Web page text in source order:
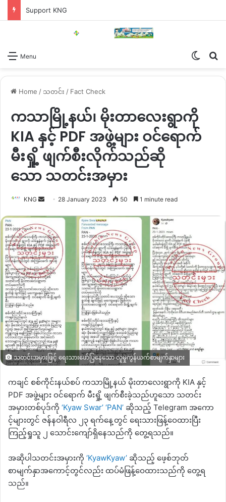
Support KNG
Menu
Home / သတင်း / Fact Check
ကသာမြို့နယ်၊ မိုးတာလေးရွာကို
KIA နှင့် PDF အဖွဲ့များ ဝင်ရောက်
မီးရှို့ ဖျက်စီးလိုက်သည်ဆို
သော သတင်းအမှား
KNG
Send 28 January 2023 50 1 minute read
သတင်းအမှားဖြင့် ရေးသားဖော်ပြနေသော လူမှုကွန်ယက်စာမျက်နှာများ
ကချင် စစ်ကိုင်းနယ်စပ် ကသာမြို့နယ် မိုးတာလေးရွာကို KIA နှင့်
PDF အဖွဲ့များ ဝင်ရောက် မီးရှို့ ဖျက်စီးခဲ့သည်ဟူသော သတင်း
အမှားတစ်ပုဒ်ကို ‘Kyaw Swar’ ‘PAN’ ဆိုသည့် Telegram အကော
င့်များတွင် ဇန်နဝါရီလ ၂၃ ရက်နေ့တွင် ရေးသားဖြန့်ဝေထားပြီး
ကြည့်ရှုသူ ၂ သောင်းကျော်ရှိနေသည်ကို တွေ့ရသည်။
အဆိုပါသတင်းအမှားကို ‘KyawKyaw’ ဆိုသည့် ဖေ့စ်ဘုတ်
စာမျက်နှာအကောင့်တွင်လည်း ထပ်မံဖြန့်ဝေထားသည်ကို တွေ့ရ
သည်။